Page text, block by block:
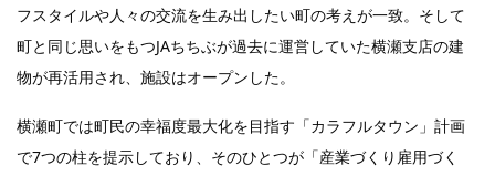
フスタイルや人々の交流を生み出したい町の考えが一致。そして
町と同じ思いをもつJAちちぶが過去に運営していた横瀬支店の建
物が再活用され、施設はオープンした。
横瀬町では町民の幸福度最大化を目指す「カラフルタウン」計画
で7つの柱を提示しており、そのひとつが「産業づくり雇用づく